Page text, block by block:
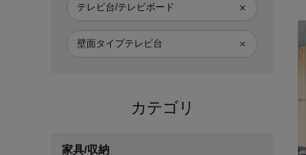
テレビ台/テレビボード
壁面タイプテレビ台
カテゴリ
家具/収納